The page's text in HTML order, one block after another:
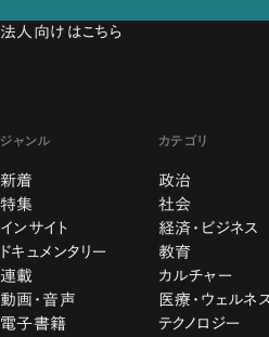
法人向けはこちら
ジャンル
新着
特集
インサイト
ドキュメンタリー
連載
動画・音声
電子書籍
カテゴリ
政治
社会
経済・ビジネス
教育
カルチャー
医療・ウェルネ
テクノロジー